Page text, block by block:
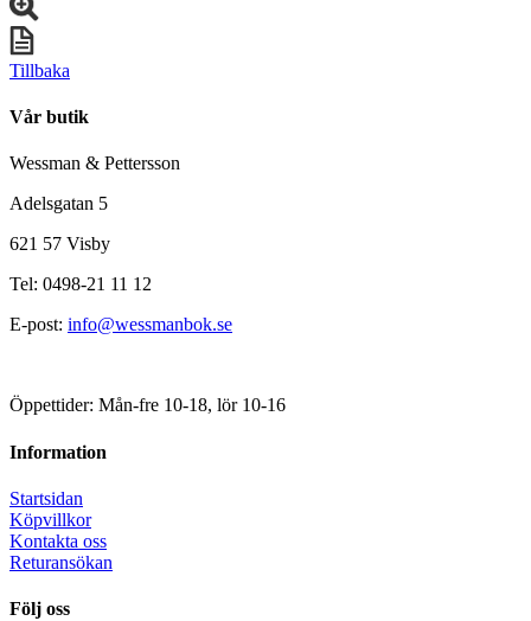
Tillbaka
Vår butik
Wessman & Pettersson
Adelsgatan 5
621 57 Visby
Tel: 0498-21 11 12
E-post: info@wessmanbok.se
Öppettider: Mån-fre 10-18, lör 10-16
Information
Startsidan
Köpvillkor
Kontakta oss
Returansökan
Följ oss